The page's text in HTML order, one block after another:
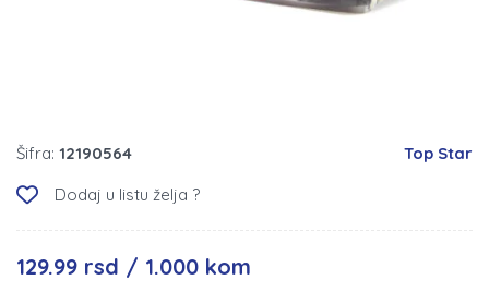
Šifra: 12190564
Dodaj u listu želja ?
Top Star
129.99 rsd / 1.000 kom